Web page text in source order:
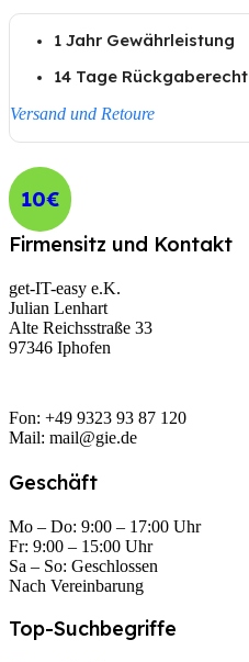
1 Jahr Gewährleistung
14 Tage Rückgaberecht
Versand und Retoure
10€
Firmensitz und Kontakt
get-IT-easy e.K.
Julian Lenhart
Alte Reichsstraße 33
97346 Iphofen
Fon: +49 9323 93 87 120
Mail: mail@gie.de
Geschäft
Mo – Do: 9:00 – 17:00 Uhr
Fr: 9:00 – 15:00 Uhr
Sa – So: Geschlossen
Nach Vereinbarung
Top-Suchbegriffe